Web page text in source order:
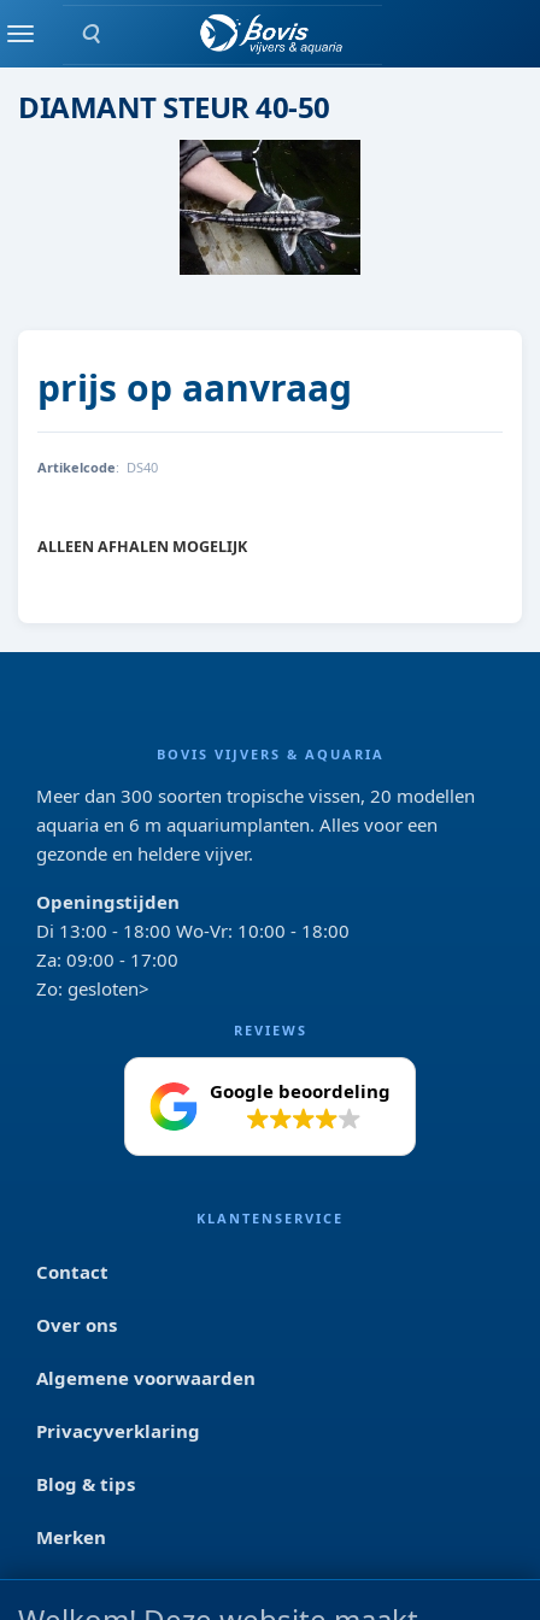
Zoeken
Menu
DIAMANT STEUR 40-50
prijs op aanvraag
Artikelcode: DS40
DS40
ALLEEN AFHALEN MOGELIJK
BOVIS VIJVERS & AQUARIA
Meer dan 300 soorten tropische vissen, 20 modellen
aquaria en 6 m aquariumplanten. Alles voor een
gezonde en heldere vijver.
Openingstijden
Di 13:00 - 18:00 Wo-Vr: 10:00 - 18:00
Za: 09:00 - 17:00
Zo: gesloten>
REVIEWS
Google beoordeling
KLANTENSERVICE
Contact
Over ons
Algemene voorwaarden
Privacyverklaring
Blog & tips
Merken
CONTACT